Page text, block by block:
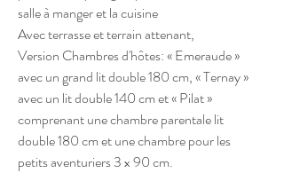
salle à manger et la cuisine
Avec terrasse et terrain attenant,
Version Chambres d'hôtes: « Emeraude »
avec un grand lit double 180 cm, « Ternay »
avec un lit double 140 cm et « Pilat »
comprenant une chambre parentale lit
double 180 cm et une chambre pour les
petits aventuriers 3 x 90 cm.